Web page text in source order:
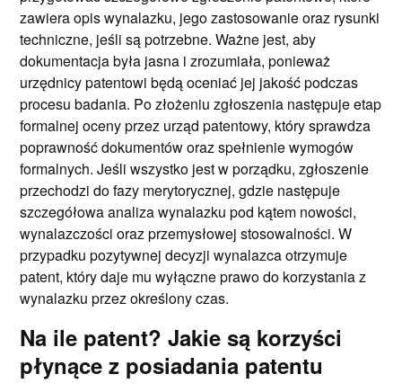
zawiera opis wynalazku, jego zastosowanie oraz rysunki
techniczne, jeśli są potrzebne. Ważne jest, aby
dokumentacja była jasna i zrozumiała, ponieważ
urzędnicy patentowi będą oceniać jej jakość podczas
procesu badania. Po złożeniu zgłoszenia następuje etap
formalnej oceny przez urząd patentowy, który sprawdza
poprawność dokumentów oraz spełnienie wymogów
formalnych. Jeśli wszystko jest w porządku, zgłoszenie
przechodzi do fazy merytorycznej, gdzie następuje
szczegółowa analiza wynalazku pod kątem nowości,
wynalazczości oraz przemysłowej stosowalności. W
przypadku pozytywnej decyzji wynalazca otrzymuje
patent, który daje mu wyłączne prawo do korzystania z
wynalazku przez określony czas.
Na ile patent? Jakie są korzyści
płynące z posiadania patentu